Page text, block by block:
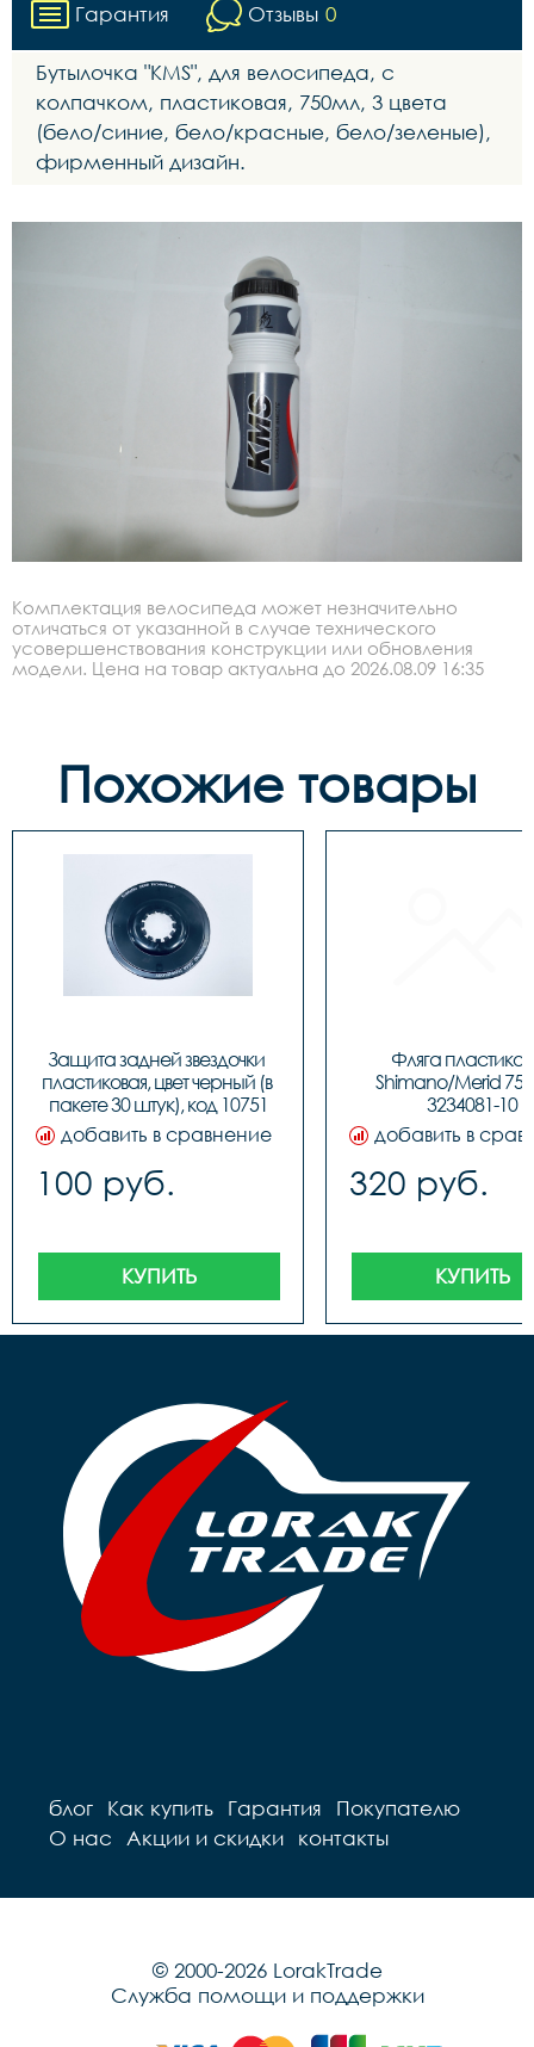
Гарантия Отзывы 0
Бутылочка "KMS", для велосипеда, с
колпачком, пластиковая, 750мл, 3 цвета
(бело/синие, бело/красные, бело/зеленые),
фирменный дизайн.
Комплектация велосипеда может незначительно
отличаться от указанной в случае технического
усовершенствования конструкции или обновления
модели. Цена на товар актуальна до 2026.08.09 16:35
Похожие товары
Защита задней звездочки
пластиковая, цвет черный (в
пакете 30 штук), код 10751
добавить в сравнение
100 руб.
КУПИТЬ
Фляга
Shimano/Merid
3234081-10
добавить в
320 руб.
КУПИТЬ
блог Как купить Гарантия
Покупателю
О нас
Акции и скидки контакты
© 2000-2026 LorakTrade
Служба помощи и поддержки